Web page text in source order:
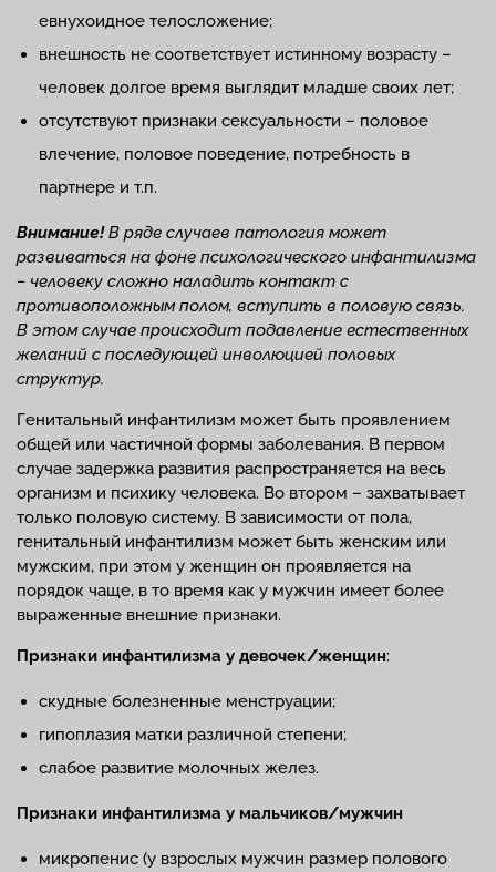
евнухоидное телосложение;
внешность не соответствует истинному возрасту –
человек долгое время выглядит младше своих лет;
отсутствуют признаки сексуальности – половое
влечение, половое поведение, потребность в
партнере и т.п.
Внимание! В ряде случаев патология может
развиваться на фоне психологического инфантилизма
– человеку сложно наладить контакт с
противоположным полом, вступить в половую связь.
В этом случае происходит подавление естественных
желаний с последующей инволюцией половых
структур.
Генитальный инфантилизм может быть проявлением
общей или частичной формы заболевания. В первом
случае задержка развития распространяется на весь
организм и психику человека. Во втором – захватывает
только половую систему. В зависимости от пола,
генитальный инфантилизм может быть женским или
мужским, при этом у женщин он проявляется на
порядок чаще, в то время как у мужчин имеет более
выраженные внешние признаки.
Признаки инфантилизма у девочек/женщин:
скудные болезненные менструации;
гипоплазия матки различной степени;
слабое развитие молочных желез.
Признаки инфантилизма у мальчиков/мужчин
микропенис (у взрослых мужчин размер полового